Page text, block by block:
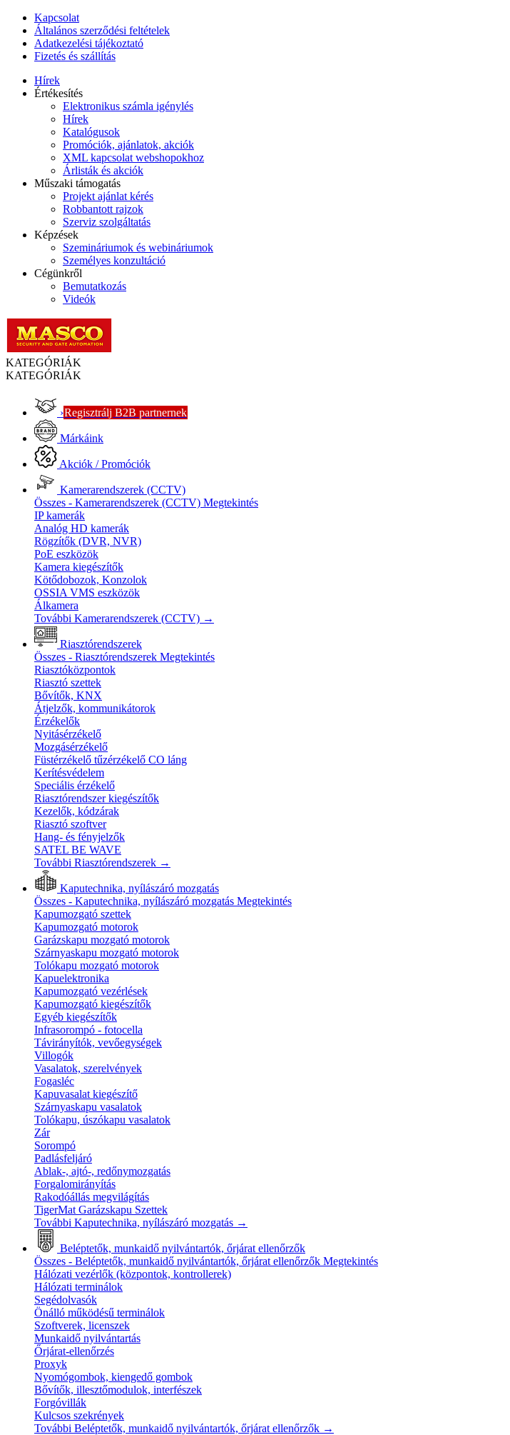
Kapcsolat
Általános szerződési feltételek
Adatkezelési tájékoztató
Fizetés és szállítás
Hírek
Értékesítés
Elektronikus számla igénylés
Hírek
Katalógusok
Promóciók, ajánlatok, akciók
XML kapcsolat webshopokhoz
Árlisták és akciók
Műszaki támogatás
Projekt ajánlat kérés
Robbantott rajzok
Szerviz szolgáltatás
Képzések
Szemináriumok és webináriumok
Személyes konzultáció
Cégünkről
Bemutatkozás
Videók
KATEGÓRIÁK
KATEGÓRIÁK
›Regisztrálj B2B partnernek
Márkáink
Akciók / Promóciók
Kamerarendszerek (CCTV)
Összes - Kamerarendszerek (CCTV) Megtekintés
IP kamerák
Analóg HD kamerák
Rögzítők (DVR, NVR)
PoE eszközök
Kamera kiegészítők
Kötődobozok, Konzolok
OSSIA VMS eszközök
Álkamera
További Kamerarendszerek (CCTV) →
Riasztórendszerek
Összes - Riasztórendszerek Megtekintés
Riasztóközpontok
Riasztó szettek
Bővítők, KNX
Átjelzők, kommunikátorok
Érzékelők
Nyitásérzékelő
Mozgásérzékelő
Füstérzékelő tűzérzékelő CO láng
Kerítésvédelem
Speciális érzékelő
Riasztórendszer kiegészítők
Kezelők, kódzárak
Riasztó szoftver
Hang- és fényjelzők
SATEL BE WAVE
További Riasztórendszerek →
Kaputechnika, nyílászáró mozgatás
Összes - Kaputechnika, nyílászáró mozgatás Megtekintés
Kapumozgató szettek
Kapumozgató motorok
Garázskapu mozgató motorok
Szárnyaskapu mozgató motorok
Tolókapu mozgató motorok
Kapuelektronika
Kapumozgató vezérlések
Kapumozgató kiegészítők
Egyéb kiegészítők
Infrasorompó - fotocella
Távirányítók, vevőegységek
Villogók
Vasalatok, szerelvények
Fogasléc
Kapuvasalat kiegészítő
Szárnyaskapu vasalatok
Tolókapu, úszókapu vasalatok
Zár
Sorompó
Padlásfeljáró
Ablak-, ajtó-, redőnymozgatás
Forgalomirányítás
Rakodóállás megvilágítás
TigerMat Garázskapu Szettek
További Kaputechnika, nyílászáró mozgatás →
Beléptetők, munkaidő nyilvántartók, őrjárat ellenőrzők
Összes - Beléptetők, munkaidő nyilvántartók, őrjárat ellenőrzők Megtekintés
Hálózati vezérlők (központok, kontrollerek)
Hálózati terminálok
Segédolvasók
Önálló működésű terminálok
Szoftverek, licenszek
Munkaidő nyilvántartás
Őrjárat-ellenőrzés
Proxyk
Nyomógombok, kiengedő gombok
Bővítők, illesztőmodulok, interfészek
Forgóvillák
Kulcsos szekrények
További Beléptetők, munkaidő nyilvántartók, őrjárat ellenőrzők →